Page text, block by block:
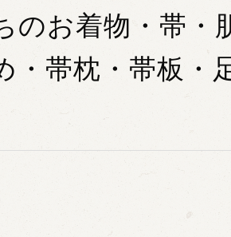
のお着物・帯・
・帯枕・帯板・